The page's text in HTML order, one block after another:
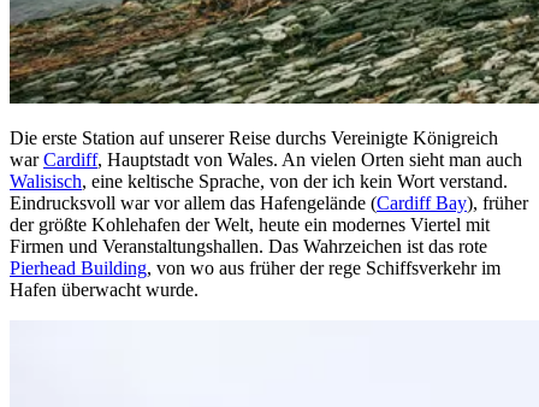
Die erste Station auf unserer Reise durchs Vereinigte Königreich
warCardiff, Hauptstadt von Wales. An vielen Orten sieht man auch
Walisisch, eine keltische Sprache, von der ich kein Wort verstand.
Eindrucksvoll war vor allem das Hafengelände (Cardiff Bay), früher
der größte Kohlehafen der Welt, heute ein modernes Viertel mit
Firmen und Veranstaltungshallen. Das Wahrzeichen ist das rote
Pierhead Building, von wo aus früher der rege Schiffsverkehr im
Hafen überwacht wurde.